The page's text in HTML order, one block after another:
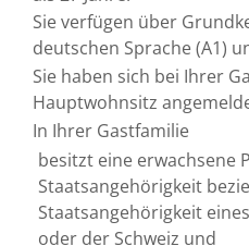
Sie verfügen über
deutschen Sprache (A1)
Sie haben sich bei Ihrer
Hauptwohnsitz
In Ihrer Gastfamilie
besitzt eine erwachsene
Staatsangehörigkeit
Staatsangehörigkeit
oder der Schweiz und